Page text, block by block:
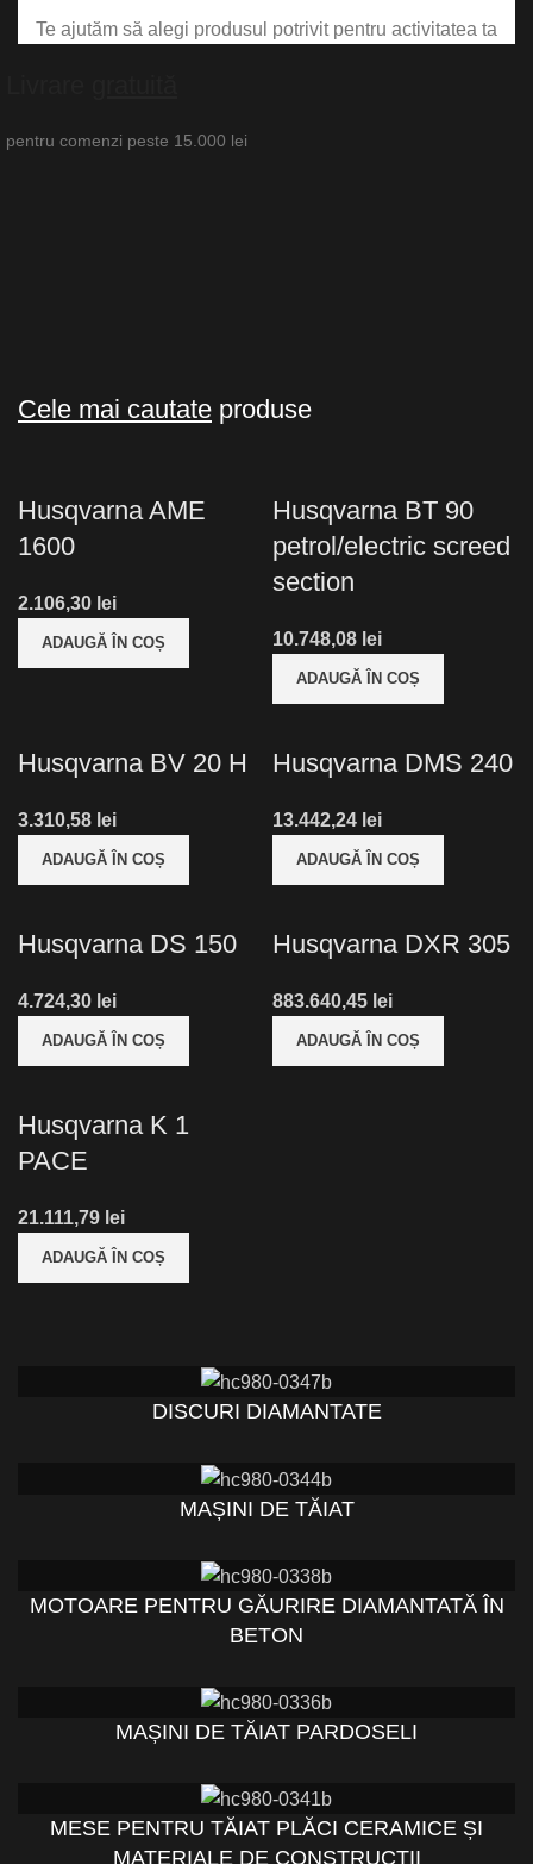
Te ajutăm să alegi produsul potrivit pentru activitatea ta
pentru comenzi peste 15.000 lei
Cele mai cautate produse
Husqvarna AME
1600
lei
ADAUGĂ ÎN COȘ
Husqvarna BT 90
petrol/electric screed
section
lei
ADAUGĂ ÎN COȘ
Husqvarna BV 20 H
lei
ADAUGĂ ÎN COȘ
Husqvarna DMS 240
lei
ADAUGĂ ÎN COȘ
Husqvarna DS 150
lei
ADAUGĂ ÎN COȘ
Husqvarna DXR 305
lei
ADAUGĂ ÎN COȘ
Husqvarna K 1
PACE
lei
ADAUGĂ ÎN COȘ
DISCURI DIAMANTATE
MAȘINI DE TĂIAT
MOTOARE PENTRU GĂURIRE DIAMANTATĂ ÎN
BETON
MAȘINI DE TĂIAT PARDOSELI
MESE PENTRU TĂIAT PLĂCI CERAMICE ȘI
MATERIALE DE CONSTRUCȚII